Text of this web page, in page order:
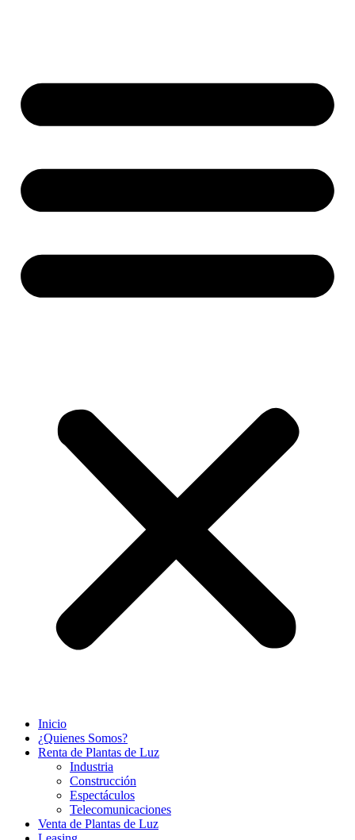
Inicio
¿Quienes Somos?
Renta de Plantas de Luz
Industria
Construcción
Espectáculos
Telecomunicaciones
Venta de Plantas de Luz